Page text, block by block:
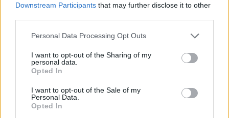
Downstream Participants that may further disclose it to other
Please note that this website/app uses one or more Google
not limited to your visit or usage behaviour. You may click to
grant or deny consent to Google and its third-party tags to
use your data for below specified purposes in below Google
consent section.
Personal Data Processing Opt Outs
I want to opt-out of the Sharing of my
personal data.
Opted In
I want to opt-out of the Sale of my
Personal Data.
Opted In